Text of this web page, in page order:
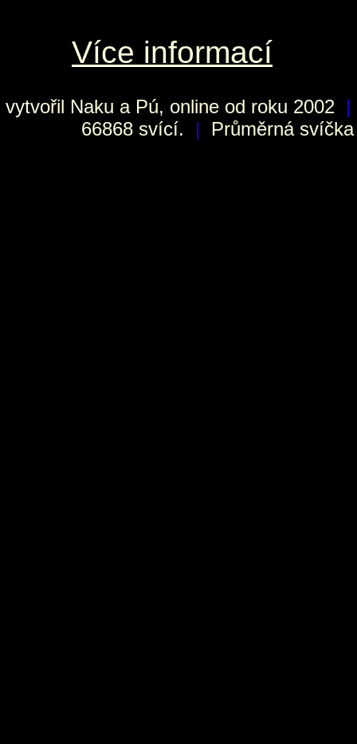
Více informací
vytvořil Naku a Pú, online od roku 2002 |
66868 svící.
| Průměrná